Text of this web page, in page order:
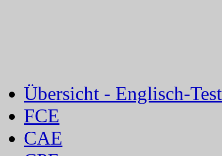
Übersicht - Englisch-Test
FCE
CAE